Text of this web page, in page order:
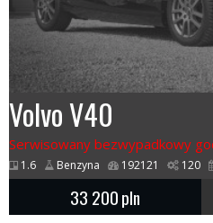
Volvo V40
Serwisowany bezwypadkowy
1.6 Benzyna 192121 120
33 200pln